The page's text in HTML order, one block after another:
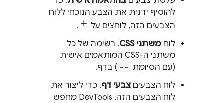
להוסיף ידנית את הצבע הנוכחי ללוח
הצבעים הזה, לוחצים על
.
לוח משתני CSS
. רשימה של כל
משתני ה-CSS המותאמים אישית
(עם הסיומת -- ) בדף.
לוח הצבעים צבעי דף. כדי ליצור את
לוח הצבעים הזה, DevTools מחפש